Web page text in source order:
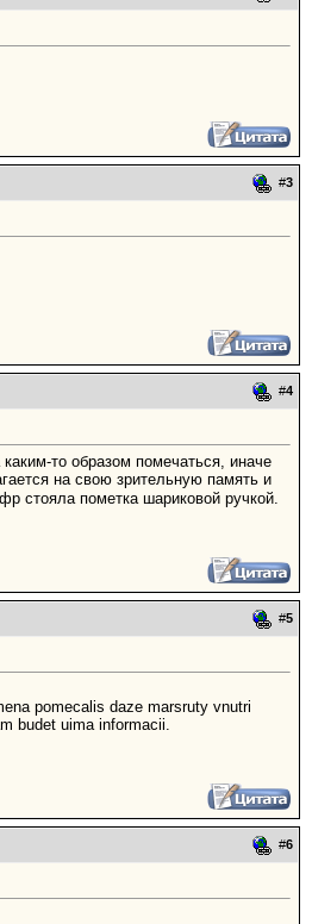
#3
#4
то образом помечаться, иначе
на свою зрительную память и
стояла пометка шариковой ручкой.
#5
pomecalis daze marsruty vnutri
budet uima informacii.
#6